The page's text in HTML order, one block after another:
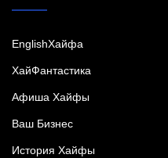
EnglishХайфа
XайФантастика
Афиша Хайфы
Ваш Бизнес
История Хайфы